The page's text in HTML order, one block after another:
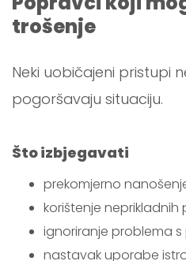
trošenje
Neki uobičajeni pristupi
pogoršavaju situaciju.
Što izbjegavati
prekomjerno
korištenje neprikladnih
ignoriranje problema
nastavak uporabe